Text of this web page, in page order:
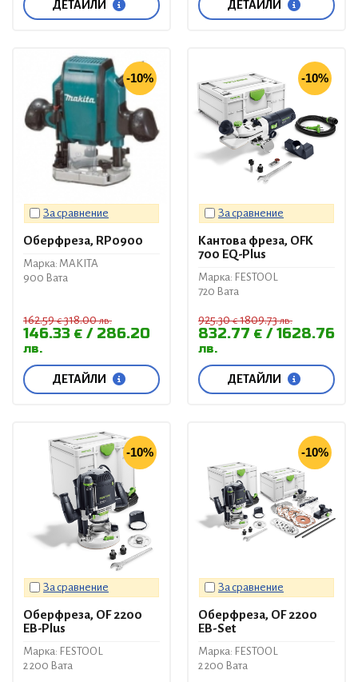
ДЕТАЙЛИ ДЕТАЙЛИ
-10%
За сравнение
Оберфреза, RP0900
Марка: MAKITA
900 Вата
162.59€318.00лв.
146.33 € 286.20
лв.
ДЕТАЙЛИ
-10%
За сравнение
Кантова фреза, OFK
700 EQ-Plus
Марка: FESTOOL
720 Вата
925.30€1809.73лв.
832.77 € 1628.76
лв.
ДЕТАЙЛИ
-10%
За сравнение
Оберфреза, OF 2200
EB-Plus
Марка: FESTOOL
2 200 Вата
-10%
За сравнение
Оберфреза, OF 2200
EB-Set
Марка: FESTOOL
2 200 Вата